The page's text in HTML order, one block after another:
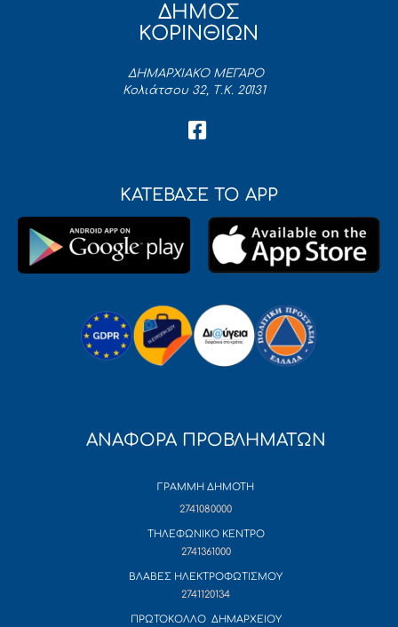
ΔΗΜΟΣ
ΚΟΡΙΝΘΙΩΝ
ΔΗΜΑΡΧΙΑΚΟ ΜΕΓΑΡΟ
Κολιάτσου 32, Τ.Κ. 20131
ΚΑΤΕΒΑΣΕ ΤΟ APP
ΑΝΑΦΟΡΑ ΠΡΟΒΛΗΜΑΤΩΝ
ΓΡΑΜΜΗ ΔΗΜΟΤΗ
2741080000
ΤΗΛΕΦΩΝΙΚΟ ΚΕΝΤΡΟ
2741361000
ΒΛΑΒΕΣ ΗΛΕΚΤΡΟΦΩΤΙΣΜΟΥ
2741120134
ΠΡΩΤΟΚΟΛΛΟ ΔΗΜΑΡΧΕΙΟΥ